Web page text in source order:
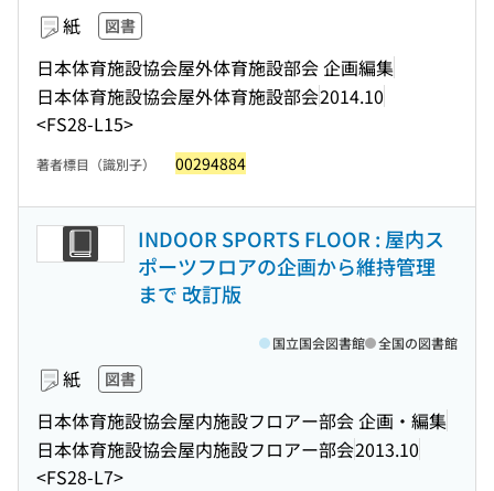
紙 図書
日本体育施設協会屋外体育施設部会 企画編集
日本体育施設協会屋外体育施設部会2014.10
<FS28-L15>
著者標目（識別子） 00294884
INDOOR SPORTS FLOOR : 屋内ス
ポーツフロアの企画から維持管理
まで 改訂版
紙 図書
日本体育施設協会屋内施設フロアー部会 企画・編集
日本体育施設協会屋内施設フロアー部会2013.10
<FS28-L7>
国立国会図書館 全国の図書館